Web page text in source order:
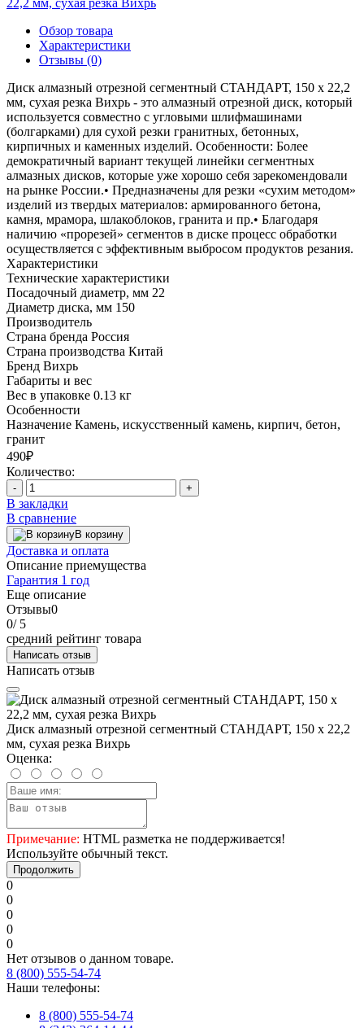
Обзор товара
Характеристики
Отзывы (0)
Диск алмазный отрезной сегментный СТАНДАРТ, 150 х 22,2
мм, сухая резка Вихрь - это алмазный отрезной диск, который
используется совместно с угловыми шлифмашинами
(болгарками) для сухой резки гранитных, бетонных,
кирпичных и каменных изделий. Особенности: Более
демократичный вариант текущей линейки сегментных
алмазных дисков, которые уже хорошо себя зарекомендовали
на рынке России.• Предназначены для резки «сухим методом»
изделий из твердых материалов: армированного бетона,
камня, мрамора, шлакоблоков, гранита и пр.• Благодаря
наличию «прорезей» сегментов в диске процесс обработки
осуществляется с эффективным выбросом продуктов резания.
Характеристики
Технические характеристики
Посадочный диаметр, мм 22
Диаметр диска, мм 150
Производитель
Страна бренда Россия
Страна производства Китай
Бренд Вихрь
Габариты и вес
Вес в упаковке 0.13 кг
Особенности
Назначение Камень, искусственный камень, кирпич, бетон,
гранит
490₽
Количество:
- +
В закладки
В сравнение
В корзину
Доставка и оплата
Описание приемущества
Гарантия 1 год
Еще описание
Отзывы0
0/ 5
средний рейтинг товара
Написать отзыв
Написать отзыв
Диск алмазный отрезной сегментный СТАНДАРТ, 150 х 22,2
мм, сухая резка Вихрь
Оценка:
Примечание: HTML разметка не поддерживается!
Используйте обычный текст.
Продолжить
0
0
0
0
0
Нет отзывов о данном товаре.
8 (800) 555-54-74
Наши телефоны:
8 (800) 555-54-74